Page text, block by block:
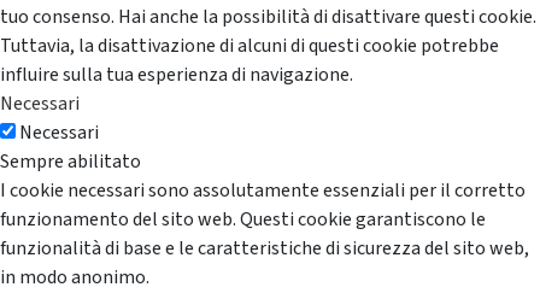
tuo consenso. Hai anche la possibilità di disattivare questi cookie.
Tuttavia, la disattivazione di alcuni di questi cookie potrebbe
influire sulla tua esperienza di navigazione.
Necessari
Necessari
Sempre abilitato
I cookie necessari sono assolutamente essenziali per il corretto
funzionamento del sito web. Questi cookie garantiscono le
funzionalità di base e le caratteristiche di sicurezza del sito web,
in modo anonimo.